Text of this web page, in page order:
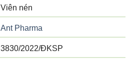
Viên nén
Ant Pharma
3830/2022/ĐKSP